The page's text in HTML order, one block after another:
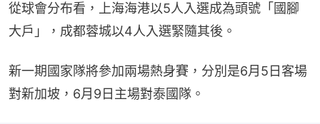
從球會分布看，上海海港以5人入選成為頭號「國腳
大戶」，成都蓉城以4人入選緊隨其後。
新一期國家隊將參加兩場熱身賽，分別是6月5日客場
對新加坡，6月9日主場對泰國隊。